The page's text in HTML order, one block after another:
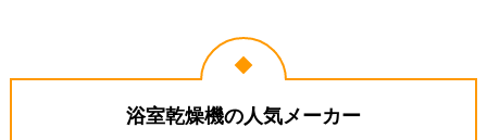
2026年6月17日
TOTO 浴室換気乾燥暖房器
TYB3111GAS
2026年6月8日
三菱電機 浴室換気乾燥暖房器
浴室乾燥機の人気メーカー